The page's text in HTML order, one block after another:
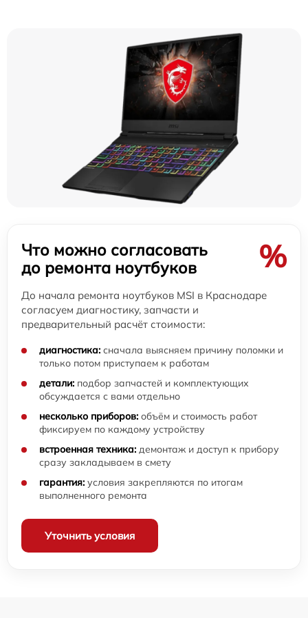
Что можно согласовать
до ремонта ноутбуков
%
До начала ремонта ноутбуков MSI в Краснодаре
согласуем диагностику, запчасти и
предварительный расчёт стоимости:
диагностика: сначала выясняем причину поломки и
только потом приступаем к работам
детали: подбор запчастей и комплектующих
обсуждается с вами отдельно
несколько приборов: объём и стоимость работ
фиксируем по каждому устройству
встроенная техника: демонтаж и доступ к прибору
сразу закладываем в смету
гарантия: условия закрепляются по итогам
выполненного ремонта
Уточнить условия